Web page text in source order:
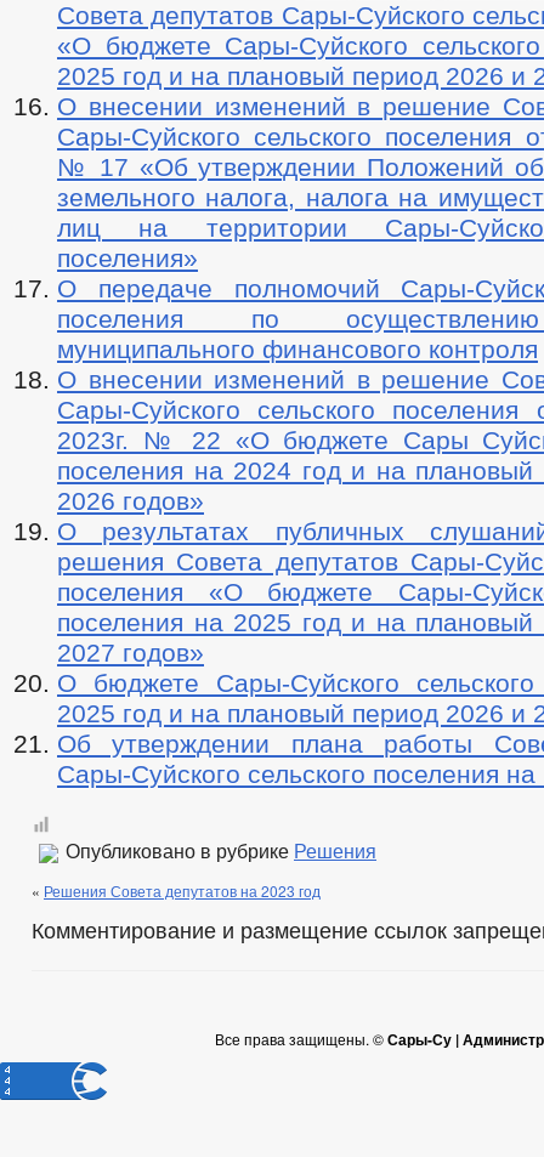
Совета депутатов Сары-Суйского
«О бюджете Сары-Суйского
2025 год и на плановый период 2026 и
О внесении изменений в решение
Сары-Суйского сельского поселения
№ 17 «Об утверждении Положений об
земельного налога, налога на
лиц на территории Сары-
поселения»
О передаче полномочий Сары-
поселения по
муниципального финансового контроля
О внесении изменений в решение
Сары-Суйского сельского
2023г. № 22 «О бюджете Сары
поселения на 2024 год и на
2026 годов»
О результатах публичных
решения Совета депутатов Сары-
поселения «О бюджете Сары-
поселения на 2025 год и на
2027 годов»
О бюджете Сары-Суйского
2025 год и на плановый период 2026 и
Об утверждении плана работы
Сары-Суйского сельского поселения на
Опубликовано в рубрике Решения
« Решения Совета депутатов на 2023 год
Комментирование и размещение ссылок
Все права защищены. ©Сары-Су |